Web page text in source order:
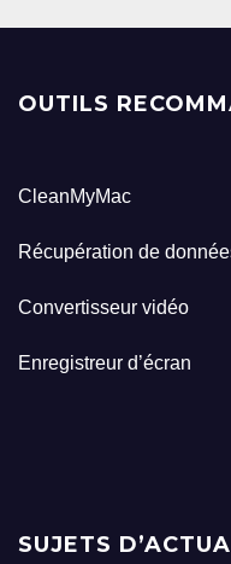
OUTILS
CleanMyMac
Récupération de
Convertisseur vidéo
Enregistreur d’écran
SUJETS